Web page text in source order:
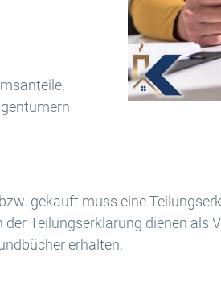
gekauft muss eine
Teilungserklärung dienen als
erhalten.